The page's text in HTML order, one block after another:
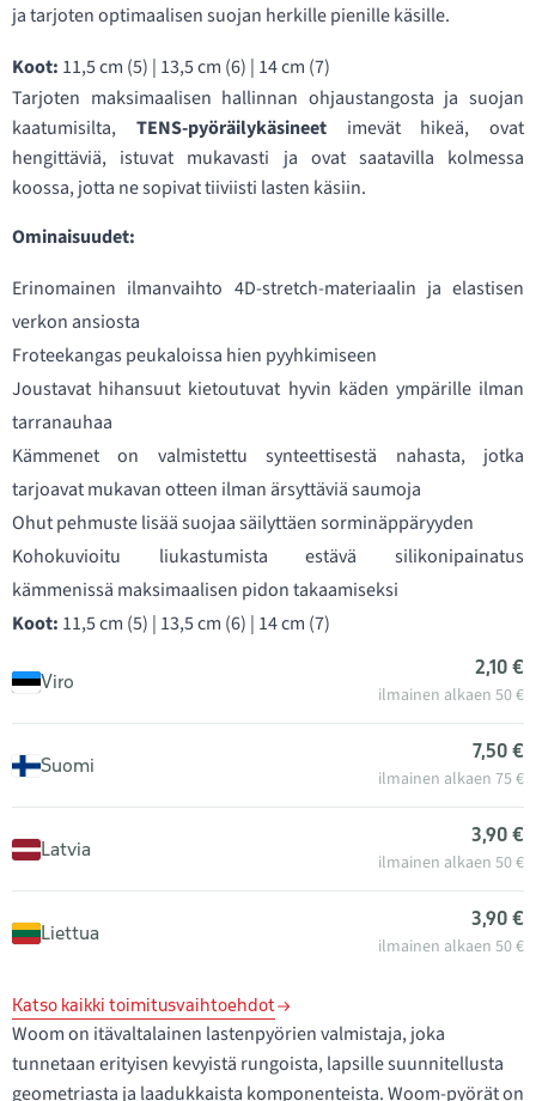
ja tarjoten optimaalisen suojan herkille pienille käsille.
Koot: 11,5 cm (5) | 13,5 cm (6) | 14 cm (7)
Tarjoten maksimaalisen hallinnan ohjaustangosta ja suojan
kaatumisilta, TENS-pyöräilykäsineetimevät hikeä, ovat
hengittäviä, istuvat mukavasti ja ovat saatavilla kolmessa
koossa, jotta ne sopivat tiiviisti lasten käsiin.
Ominaisuudet:
Erinomainen ilmanvaihto 4D-stretch-materiaalin ja elastisen
verkon ansiosta
Froteekangas peukaloissa hien pyyhkimiseen
Joustavat hihansuut kietoutuvat hyvin käden ympärille ilman
tarranauhaa
Kämmenet on valmistettu synteettisestä nahasta, jotka
tarjoavat mukavan otteen ilman ärsyttäviä saumoja
Ohut pehmuste lisää suojaa säilyttäen sorminäppäryyden
Kohokuvioitu liukastumista estävä silikonipainatus
kämmenissä maksimaalisen pidon takaamiseksi
Koot: 11,5 cm (5) | 13,5 cm (6) | 14 cm (7)
Viro
2,10 €
ilmainen alkaen 50 €
Suomi
7,50 €
ilmainen alkaen 75 €
Latvia
3,90 €
ilmainen alkaen 50 €
Liettua
3,90 €
ilmainen alkaen 50 €
Katso kaikki toimitusvaihtoehdot
Woom on itävaltalainen lastenpyörien valmistaja, joka
tunnetaan erityisen kevyistä rungoista, lapsille suunnitellusta
geometriasta ja laadukkaista komponenteista. Woom-pyörät on